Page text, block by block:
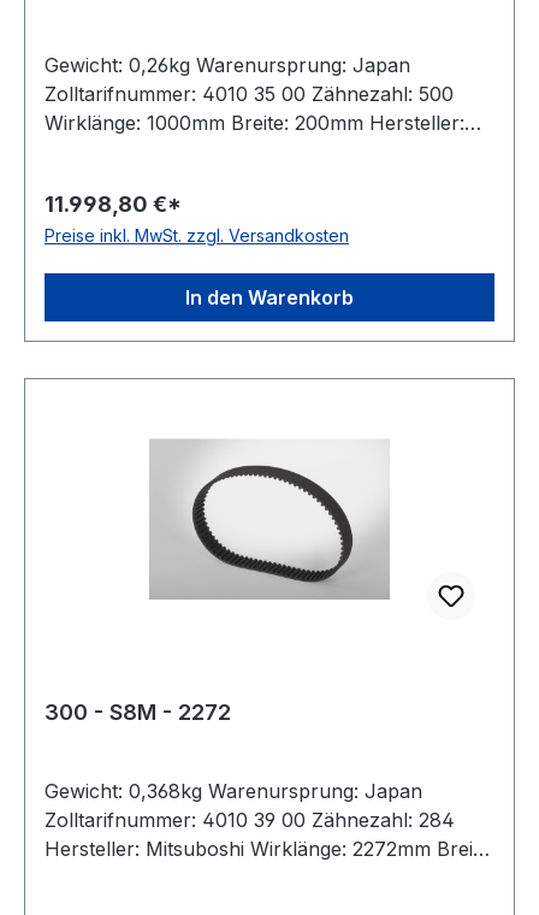
Gewicht: 0,26kg Warenursprung: Japan
Zolltarifnummer: 4010 35 00 Zähnezahl: 500
Wirklänge: 1000mm Breite: 200mm Hersteller:
Anfrage antistatisch: ja Hinweis: Listenpreis =
Nettopreis
11.998,80 €*
Preise inkl. MwSt. zzgl. Versandkosten
In den Warenkorb
300 - S8M - 2272
Gewicht: 0,368kg Warenursprung: Japan
Zolltarifnummer: 4010 39 00 Zähnezahl: 284
Hersteller: Mitsuboshi Wirklänge: 2272mm Breite: